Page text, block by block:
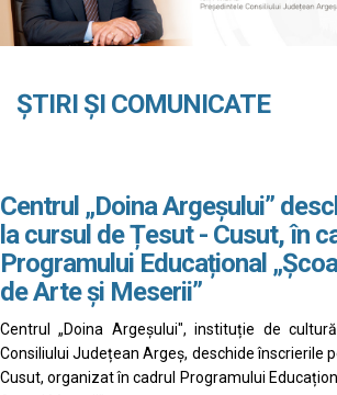
ȘTIRI ȘI COMUNICATE
Centrul „Doina Argeșului”
la cursul de Țesut - Cusut, în
Programului Educațional
de Arte și Meserii”
Centrul „Doina Argeșului", instituție de
Consiliului Județean Argeș, deschide înscrierile
Cusut, organizat în cadrul Programului